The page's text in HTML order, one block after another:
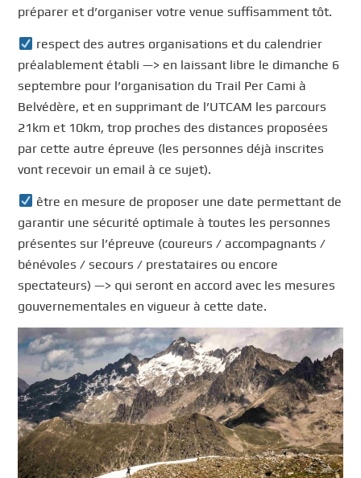
préparer et d’organiser votre venue suffisamment tôt.
respect des autres organisations et du calendrier
préalablement établi —> en laissant libre le dimanche 6
septembre pour l’organisation du Trail Per Cami à
Belvédère, et en supprimant de l’UTCAM les parcours
21km et 10km, trop proches des distances proposées
par cette autre épreuve (les personnes déjà inscrites
vont recevoir un email à ce sujet).
être en mesure de proposer une date permettant de
garantir une sécurité optimale à toutes les personnes
présentes sur l’épreuve (coureurs / accompagnants /
bénévoles / secours / prestataires ou encore
spectateurs) —> qui seront en accord avec les mesures
gouvernementales en vigueur à cette date.